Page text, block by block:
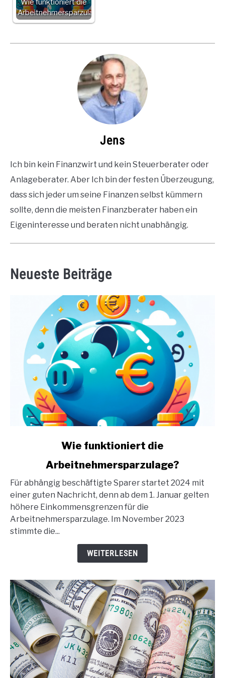
Wie funktioniert die
Arbeitnehmersparzulage?
Jens
Ich bin kein Finanzwirt und kein Steuerberater oder
Anlageberater. Aber Ich bin der festen Überzeugung,
dass sich jeder um seine Finanzen selbst kümmern
sollte, denn die meisten Finanzberater haben ein
Eigeninteresse und beraten nicht unabhängig.
Neueste Beiträge
funktioniert
die
Arbeitnehmersparzulage?
Wie funktioniert die
Arbeitnehmersparzulage?
Für abhängig beschäftigte Sparer startet 2024 mit
einer guten Nachricht, denn ab dem 1. Januar gelten
höhere Einkommensgrenzen für die
Arbeitnehmersparzulage. Im November 2023
stimmte die...
WEITERLESEN